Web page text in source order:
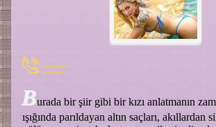
----
Burada bir şiir gibi bir kızı anlatmanın
ışığında parıldayan altın saçları, akıllardan